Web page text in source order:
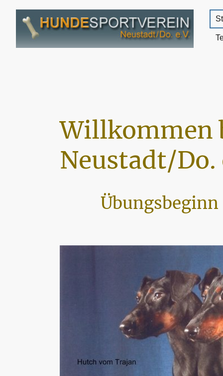
Willkommen
Neustadt/Do.
Übungsbeginn